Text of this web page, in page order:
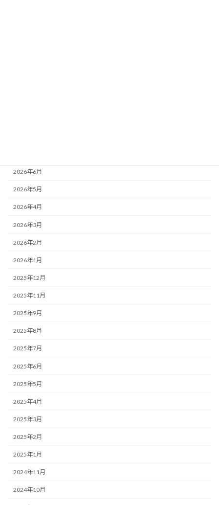
2026年6月
2026年5月
2026年4月
2026年3月
2026年2月
2026年1月
2025年12月
2025年11月
2025年9月
2025年8月
2025年7月
2025年6月
2025年5月
2025年4月
2025年3月
2025年2月
2025年1月
2024年11月
2024年10月